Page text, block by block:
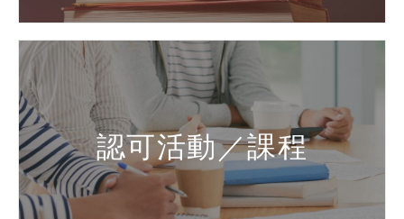
認可活動／課程